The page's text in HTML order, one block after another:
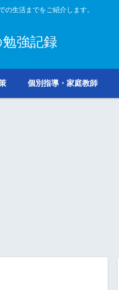
生活までをご紹介します。
強記録
個別指導・家庭教師